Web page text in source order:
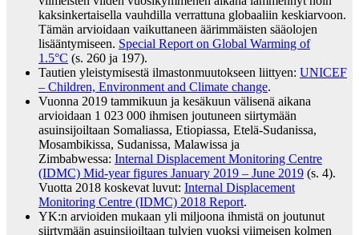
kaksinkertaisella vauhdilla verrattuna globaaliin keskiarvoon.
Tämän arvioidaan vaikuttaneen äärimmäisten sääolojen
lisääntymiseen. Special Report on Global Warming of
1.5°C (s. 260 ja 197).
Tautien yleistymisestä ilmastonmuutokseen liittyen: UNICEF
– Children, Environment and Climate change.
Vuonna 2019 tammikuun ja kesäkuun välisenä aikana
arvioidaan 1 023 000 ihmisen joutuneen siirtymään
asuinsijoiltaan Somaliassa, Etiopiassa, Etelä-Sudanissa,
Mosambikissa, Sudanissa, Malawissa ja
Zimbabwessa: Internal Displacement Monitoring Centre
(IDMC) Mid-year figures January 2019 – June 2019 (s. 4).
Vuotta 2018 koskevat luvut: Internal Displacement
Monitoring Centre (IDMC) 2018 Report.
YK:n arvioiden mukaan yli miljoona ihmistä on joutunut
siirtymään asuinsijoiltaan tulvien vuoksi viimeisen kolmen